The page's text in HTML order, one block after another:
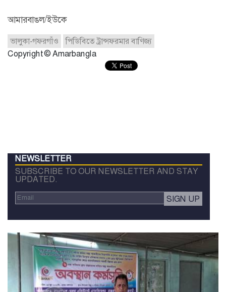
আমারবাঙল/ইউকে
ভালুকা-গফরগাঁও
পিডিবিতে ট্রান্সফরমার বাণিজ্য
Copyright © Amarbangla
NEWSLETTER
SUBSCRIBE TO OUR NEWSLETTER AND STAY
UPDATED.